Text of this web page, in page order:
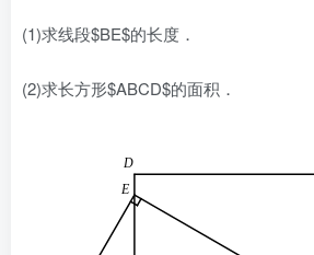
(1)求线段$BE$的长度．
(2)求长方形$ABCD$的面积．